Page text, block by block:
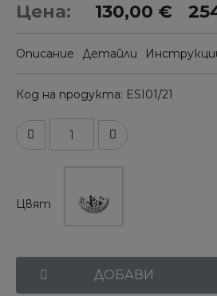
Цена: 130,00 €
Описание Детайли
Код на продукта ESI01/21
Цвят
ДОБАВИ